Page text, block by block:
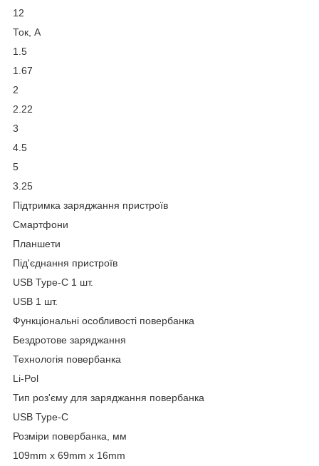
12
Ток, А
1.5
1.67
2
2.22
3
4.5
5
3.25
Підтримка заряджання пристроїв
Смартфони
Планшети
Під'єднання пристроїв
USB Type-C 1 шт.
USB 1 шт.
Функціональні особливості повербанка
Бездротове заряджання
Технологія повербанка
Li-Pol
Тип роз'єму для заряджання повербанка
USB Type-C
Розміри повербанка, мм
109mm х 69mm х 16mm